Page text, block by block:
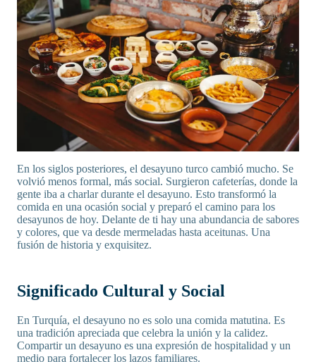
En los siglos posteriores, el desayuno turco cambió mucho. Se
volvió menos formal, más social. Surgieron cafeterías, donde la
gente iba a charlar durante el desayuno. Esto transformó la
comida en una ocasión social y preparó el camino para los
desayunos de hoy. Delante de ti hay una abundancia de sabores
y colores, que va desde mermeladas hasta aceitunas. Una
fusión de historia y exquisitez.
Significado Cultural y Social
En Turquía, el desayuno no es solo una comida matutina. Es
una tradición apreciada que celebra la unión y la calidez.
Compartir un desayuno es una expresión de hospitalidad y un
medio para fortalecer los lazos familiares.